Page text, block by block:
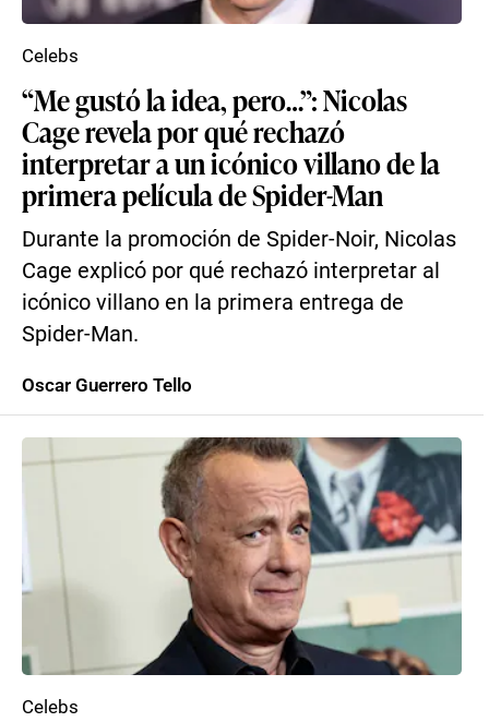
“Me gustó la idea, pero…”: Nicolas
Cage revela por qué rechazó
interpretar a un icónico villano de la
primera película de Spider-Man
Durante la promoción de Spider-Noir, Nicolas
Cage explicó por qué rechazó interpretar al
icónico villano en la primera entrega de
Spider-Man.
Celebs
Oscar Guerrero Tello
Celebs